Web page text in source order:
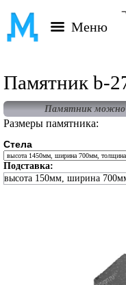
Меню
Памятник b-
Памятник можно
Размеры памятника:
Стела
Подставка:
высота 150мм, ширина